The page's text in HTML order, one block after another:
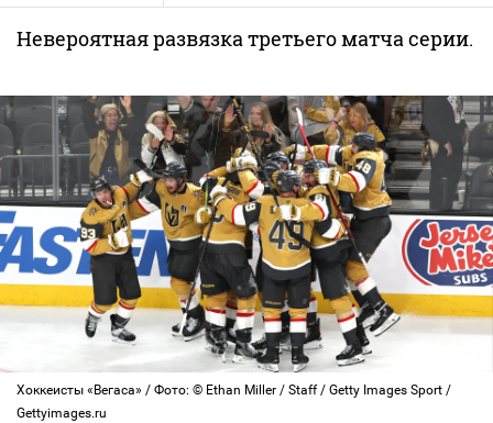
Невероятная развязка третьего матча серии.
Хоккеисты «Вегаса» / Фото: © Ethan Miller / Staff / Getty Images Sport /
Gettyimages.ru